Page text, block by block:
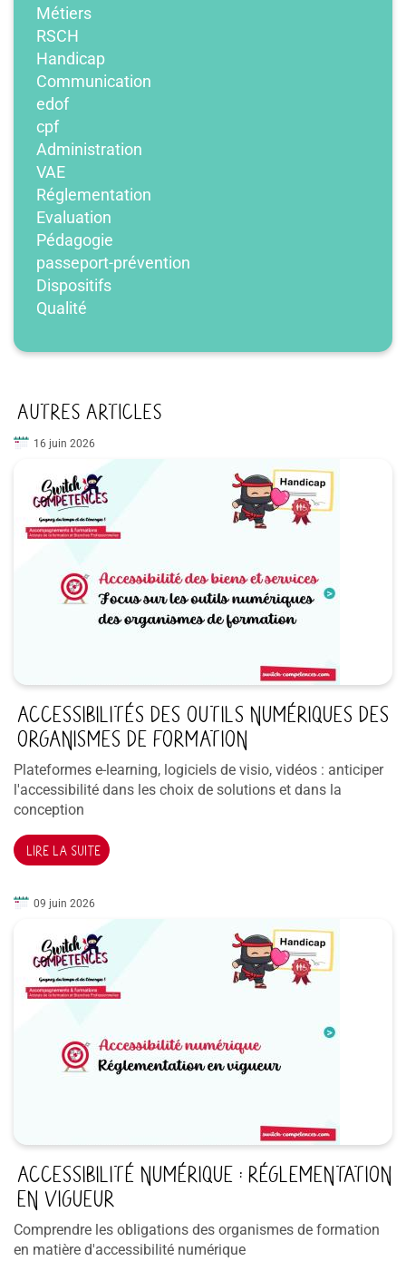
Métiers
RSCH
Handicap
Communication
edof
cpf
Administration
VAE
Réglementation
Evaluation
Pédagogie
passeport-prévention
Dispositifs
Qualité
AUTRES ARTICLES
16 juin 2026
ACCESSIBILITÉS DES OUTILS NUMÉRIQUES DES
ORGANISMES DE FORMATION
Plateformes e-learning, logiciels de visio, vidéos : anticiper
l'accessibilité dans les choix de solutions et dans la
conception
LIRE LA SUITE
09 juin 2026
ACCESSIBILITÉ NUMÉRIQUE : RÉGLEMENTATION
EN VIGUEUR
Comprendre les obligations des organismes de formation
en matière d'accessibilité numérique